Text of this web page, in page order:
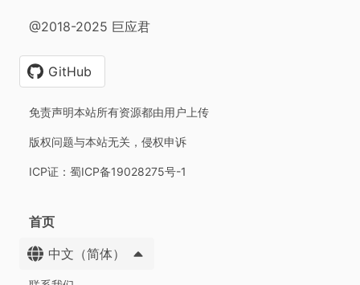
@2018-2025 巨应君
GitHub
免责声明本站所有资源都由用户上传
版权问题与本站无关，侵权申诉
ICP证：蜀ICP备19028275号-1
首页
中文（简体）